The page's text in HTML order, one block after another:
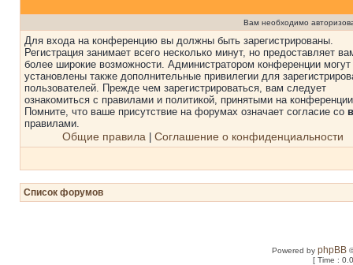
Вам необходимо
Для входа на конференцию вы должны быть зарегистрированы.
Регистрация занимает всего несколько минут, но предоставляет
более широкие возможности. Администратором конференции
установлены также дополнительные привилегии для
пользователей. Прежде чем зарегистрироваться, вам следует
ознакомиться с правилами и политикой, принятыми на
Помните, что ваше присутствие на форумах означает согласие со
правилами.
Общие правила Соглашение о конфиденциальности
Список форумов
Powered byphpBB
[ Time :